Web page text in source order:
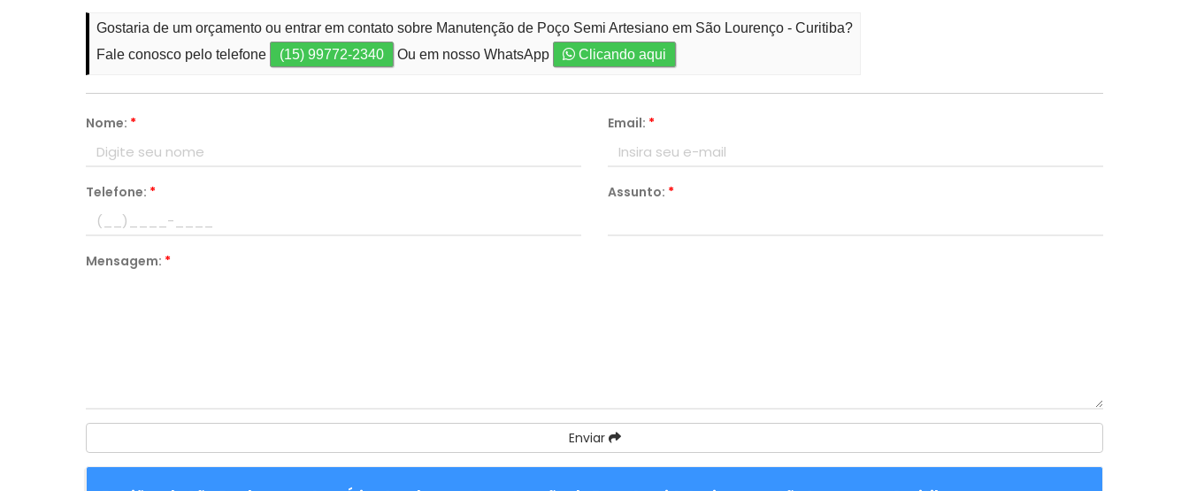
Gostaria de um orçamento ou entrar em contato sobre Manutenção de Poço Semi Artesiano em São Lourenço - Curitiba?
Fale conosco pelo telefone
(15) 99772-2340 Ou em nosso WhatsApp Clicando aqui
Nome: * Email: *
Telefone: * Assunto: *
Mensagem: *
Enviar